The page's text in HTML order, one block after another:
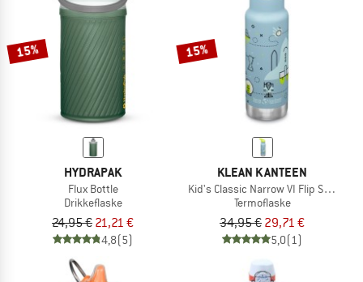
15%
HYDRAPAK
Flux Bottle
Drikkeflaske
24,95 € 21,21 €
4,8(5)
15%
KLEAN KANTEEN
Kid's Classic Narrow VI Flip Sport
Termoflaske
34,95 € 29,71 €
5,0(1)